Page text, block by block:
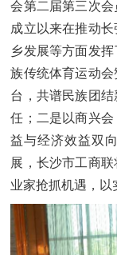
会第二届第三次
成立以来在推动
乡发展等方面发
族传统体育运动
台，共谱民族团
任；二是以商兴
益与经济效益双
展，长沙市工商
业家抢抓机遇，以